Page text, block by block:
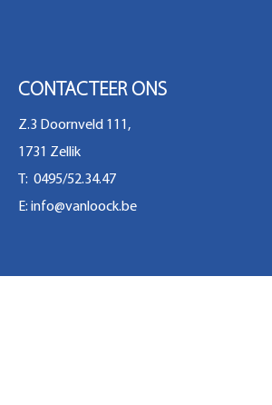
CONTACTEER ONS
Z.3 Doornveld 111,
1731 Zellik
T: 0495/52.34.47
E: info@vanloock.be